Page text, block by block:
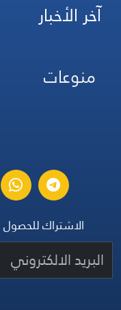
آخر الأخبار
منوعات
الاشتراك